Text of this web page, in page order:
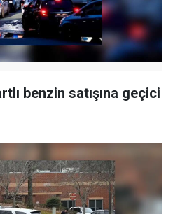
benzin satışına geçici